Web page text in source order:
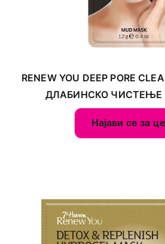
RENEW YOU DEEP PORE
ДЛАБИНСКО ЧИСТЕЊЕ
Најави се за